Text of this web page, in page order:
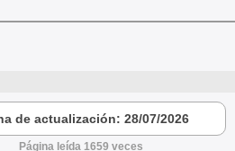
de actualización: 28/07/2026
Página leída 1659 veces